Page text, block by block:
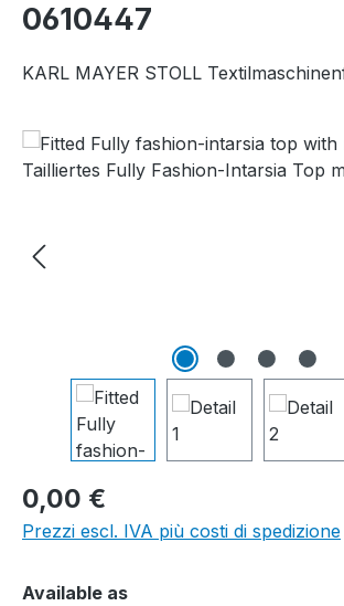
0610447
KARL MAYER STOLL
Salta la galleria di immagini
0,00 €
Prezzi escl. IVA più costi di spedizione
Seleziona
Available as